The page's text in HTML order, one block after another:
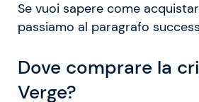
Se vuoi sapere come
passiamo al paragrafo
Dove comprare la
Verge?